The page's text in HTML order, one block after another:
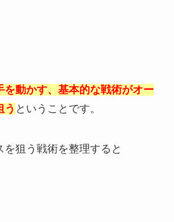
を動かす、基本的な戦術がオー
う ということです。
を狙う戦術を整理すると